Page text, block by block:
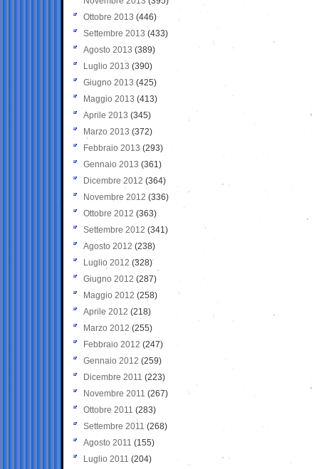
Ottobre 2013 (446)
Settembre 2013 (433)
Agosto 2013 (389)
Luglio 2013 (390)
Giugno 2013 (425)
Maggio 2013 (413)
Aprile 2013 (345)
Marzo 2013 (372)
Febbraio 2013 (293)
Gennaio 2013 (361)
Dicembre 2012 (364)
Novembre 2012 (336)
Ottobre 2012 (363)
Settembre 2012 (341)
Agosto 2012 (238)
Luglio 2012 (328)
Giugno 2012 (287)
Maggio 2012 (258)
Aprile 2012 (218)
Marzo 2012 (255)
Febbraio 2012 (247)
Gennaio 2012 (259)
Dicembre 2011 (223)
Novembre 2011 (267)
Ottobre 2011 (283)
Settembre 2011 (268)
Agosto 2011 (155)
Luglio 2011 (204)